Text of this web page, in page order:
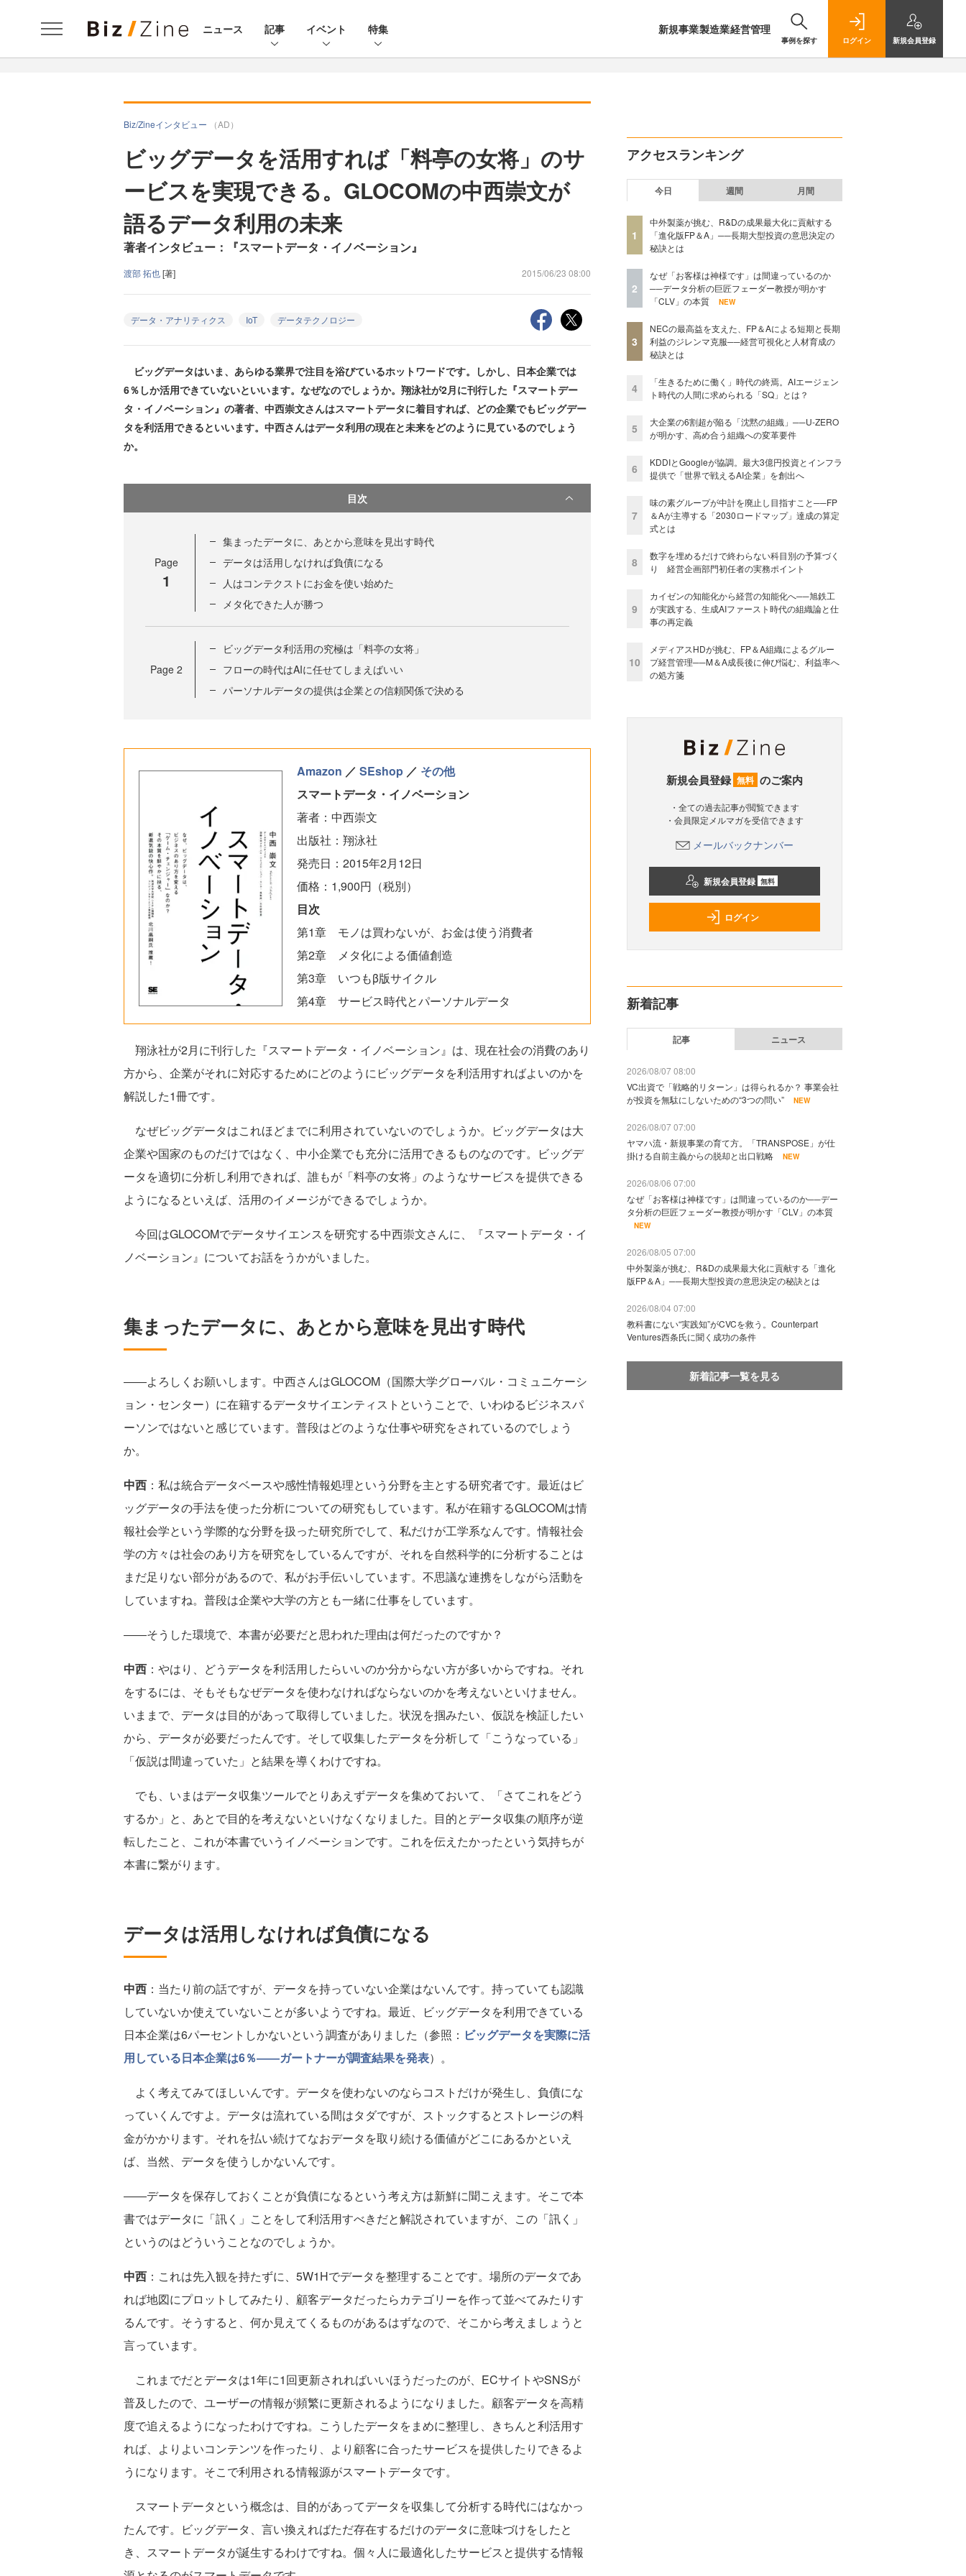
ニュース 記事 イベント 特集 新規事業製造業経営管理
事例を探す ログイン 新規会員登録
Biz/Zineインタビュー （AD）
ビッグデータを活用すれば「料亭の女将」のサ
ービスを実現できる。GLOCOMの中西崇文が
語るデータ利用の未来
著者インタビュー：『スマートデータ・イノベーション』
渡部 拓也[著] 2015/06/23 08:00
データ・アナリティクス IoT データテクノロジー
ビッグデータはいま、あらゆる業界で注目を浴びているホットワードです。しかし、日本企業では
6％しか活用できていないといいます。なぜなのでしょうか。翔泳社が2月に刊行した『スマートデー
タ・イノベーション』の著者、中西崇文さんはスマートデータに着目すれば、どの企業でもビッグデー
タを利活用できるといいます。中西さんはデータ利用の現在と未来をどのように見ているのでしょう
か。
目次
Page
1
集まったデータに、あとから意味を見出す時代
データは活用しなければ負債になる
人はコンテクストにお金を使い始めた
メタ化できた人が勝つ
Page 2
ビッグデータ利活用の究極は「料亭の女将」
フローの時代はAIに任せてしまえばいい
パーソナルデータの提供は企業との信頼関係で決める
Amazon ／ SEshop ／ その他
スマートデータ・イノベーション
著者：中西崇文
出版社：翔泳社
発売日：2015年2月12日
価格：1,900円（税別）
目次
第1章 モノは買わないが、お金は使う消費者
第2章 メタ化による価値創造
第3章 いつもβ版サイクル
第4章 サービス時代とパーソナルデータ
翔泳社が2月に刊行した『スマートデータ・イノベーション』は、現在社会の消費のあり
方から、企業がそれに対応するためにどのようにビッグデータを利活用すればよいのかを
解説した1冊です。
なぜビッグデータはこれほどまでに利用されていないのでしょうか。ビッグデータは大
企業や国家のものだけではなく、中小企業でも充分に活用できるものなのです。ビッグデ
ータを適切に分析し利用できれば、誰もが「料亭の女将」のようなサービスを提供できる
ようになるといえば、活用のイメージができるでしょうか。
今回はGLOCOMでデータサイエンスを研究する中西崇文さんに、『スマートデータ・イ
ノベーション』についてお話をうかがいました。
集まったデータに、あとから意味を見出す時代
――よろしくお願いします。中西さんはGLOCOM（国際大学グローバル・コミュニケーシ
ョン・センター）に在籍するデータサイエンティストということで、いわゆるビジネスパ
ーソンではないと感じています。普段はどのような仕事や研究をされているのでしょう
か。
中西 ：私は統合データベースや感性情報処理という分野を主とする研究者です。最近はビ
ッグデータの手法を使った分析についての研究もしています。私が在籍するGLOCOMは情
報社会学という学際的な分野を扱った研究所でして、私だけが工学系なんです。情報社会
学の方々は社会のあり方を研究をしているんですが、それを自然科学的に分析することは
まだ足りない部分があるので、私がお手伝いしています。不思議な連携をしながら活動を
していますね。普段は企業や大学の方とも一緒に仕事をしています。
――そうした環境で、本書が必要だと思われた理由は何だったのですか？
中西 ：やはり、どうデータを利活用したらいいのか分からない方が多いからですね。それ
をするには、そもそもなぜデータを使わなければならないのかを考えないといけません。
いままで、データは目的があって取得していました。状況を掴みたい、仮説を検証したい
から、データが必要だったんです。そして収集したデータを分析して「こうなっている」
「仮説は間違っていた」と結果を導くわけですね。
でも、いまはデータ収集ツールでとりあえずデータを集めておいて、「さてこれをどう
するか」と、あとで目的を考えないといけなくなりました。目的とデータ収集の順序が逆
転したこと、これが本書でいうイノベーションです。これを伝えたかったという気持ちが
本書に繋がります。
データは活用しなければ負債になる
中西 ：当たり前の話ですが、データを持っていない企業はないんです。持っていても認識
していないか使えていないことが多いようですね。最近、ビッグデータを利用できている
日本企業は6パーセントしかないという調査がありました（参照： ビッグデータを実際に活
用している日本企業は6％――ガートナーが調査結果を発表）。
よく考えてみてほしいんです。データを使わないのならコストだけが発生し、負債にな
っていくんですよ。データは流れている間はタダですが、ストックするとストレージの料
金がかかります。それを払い続けてなおデータを取り続ける価値がどこにあるかといえ
ば、当然、データを使うしかないんです。
――データを保存しておくことが負債になるという考え方は新鮮に聞こえます。そこで本
書ではデータに「訊く」ことをして利活用すべきだと解説されていますが、この「訊く」
というのはどういうことなのでしょうか。
中西 ：これは先入観を持たずに、5W1Hでデータを整理することです。場所のデータであ
れば地図にプロットしてみたり、顧客データだったらカテゴリーを作って並べてみたりす
るんです。そうすると、何か見えてくるものがあるはずなので、そこから考えましょうと
言っています。
これまでだとデータは1年に1回更新されればいいほうだったのが、ECサイトやSNSが
普及したので、ユーザーの情報が頻繁に更新されるようになりました。顧客データを高精
度で追えるようになったわけですね。こうしたデータをまめに整理し、きちんと利活用す
れば、よりよいコンテンツを作ったり、より顧客に合ったサービスを提供したりできるよ
うになります。そこで利用される情報源がスマートデータです。
スマートデータという概念は、目的があってデータを収集して分析する時代にはなかっ
たんです。ビッグデータ、言い換えればただ存在するだけのデータに意味づけをしたと
き、スマートデータが誕生するわけですね。個々人に最適化したサービスと提供する情報
アクセスランキング
今日 週間 月間
1
中外製薬が挑む、R&Dの成果最大化に貢献する
「進化版FP＆A」──長期大型投資の意思決定の
秘訣とは
2
なぜ「お客様は神様です」は間違っているのか
──データ分析の巨匠フェーダー教授が明かす
「CLV」の本質
NEW
3
NECの最高益を支えた、FP＆Aによる短期と長期
利益のジレンマ克服──経営可視化と人材育成の
秘訣とは
4
「生きるために働く」時代の終焉。AIエージェン
ト時代の人間に求められる「SQ」とは？
5
大企業の6割超が陥る「沈黙の組織」──U-ZERO
が明かす、高め合う組織への変革要件
6
KDDIとGoogleが協調。最大3億円投資とインフラ
提供で「世界で戦えるAI企業」を創出へ
7
味の素グループが中計を廃止し目指すこと──FP
＆Aが主導する「2030ロードマップ」達成の算定
式とは
8
数字を埋めるだけで終わらない科目別の予算づく
り 経営企画部門初任者の実務ポイント
9
カイゼンの知能化から経営の知能化へ──旭鉄工
が実践する、生成AIファースト時代の組織論と仕
事の再定義
10
メディアスHDが挑む、FP＆A組織によるグルー
プ経営管理──M＆A成長後に伸び悩む、利益率へ
の処方箋
新規会員登録 無料 のご案内
・全ての過去記事が閲覧できます
・会員限定メルマガを受信できます
メールバックナンバー
新規会員登録 無料
ログイン
新着記事
記事 ニュース
2026/08/07 08:00
VC出資で「戦略的リターン」は得られるか？ 事業会社
が投資を無駄にしないための“3つの問い”
NEW
2026/08/07 07:00
ヤマハ流・新規事業の育て方。「TRANSPOSE」が仕
掛ける自前主義からの脱却と出口戦略
NEW
2026/08/06 07:00
なぜ「お客様は神様です」は間違っているのか──デー
タ分析の巨匠フェーダー教授が明かす「CLV」の本質
NEW
2026/08/05 07:00
中外製薬が挑む、R&Dの成果最大化に貢献する「進化
版FP＆A」──長期大型投資の意思決定の秘訣とは
2026/08/04 07:00
教科書にない“実践知”がCVCを救う。Counterpart
Ventures西条氏に聞く成功の条件
新着記事一覧を見る